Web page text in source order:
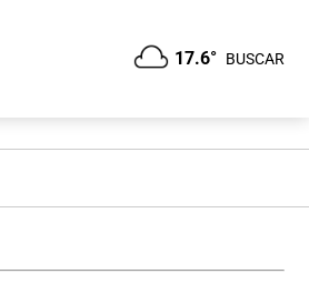
17.6° BUSCAR